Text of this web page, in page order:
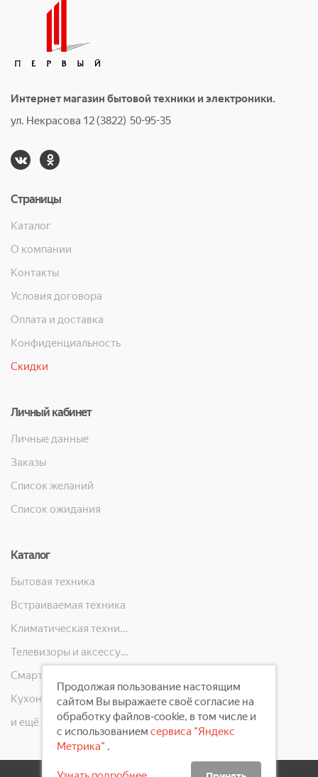
Интернет магазин бытовой техники и электроники.
ул. Некрасова 12 (3822) 50-95-35
Страницы
Каталог
О компании
Контакты
Условия договора
Оплата и доставка
Конфиденциальность
Скидки
Личный кабинет
Личные данные
Заказы
Список желаний
Список ожидания
Каталог
Бытовая техника
Встраиваемая техника
Климатическая техника
Телевизоры и аксессуары
Кухонная техника
и ещё 10 категорий
Продолжая пользование настоящим
сайтом Вы выражаете своё согласие на
обработку файлов-cookie, в том числе и
с использованием сервиса "Яндекс
Метрика" .